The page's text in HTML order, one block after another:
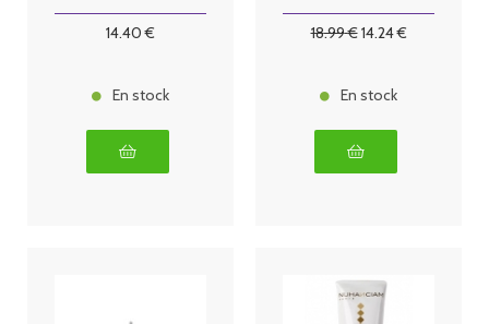
14.40 €
En stock
18.99€14.24€
En stock